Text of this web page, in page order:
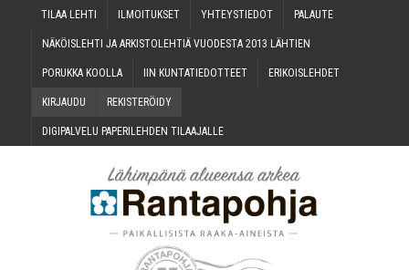
TILAA LEH­TI ILMOI­TUK­SET YHTEYS­TIE­DOT PALAU­TE
NÄKÖIS­LEH­TI JA ARKIS­TO­LEH­TIÄ VUO­DES­TA 2013 LÄHTIEN
PORUK­KA KOOLLA IIN KUN­TA­TIE­DOT­TEET ERI­KOIS­LEH­DET
KIR­JAU­DU REKIS­TE­RÖI­DY
DIGI­PAL­VE­LU PAPE­RI­LEH­DEN TILAAJALLE